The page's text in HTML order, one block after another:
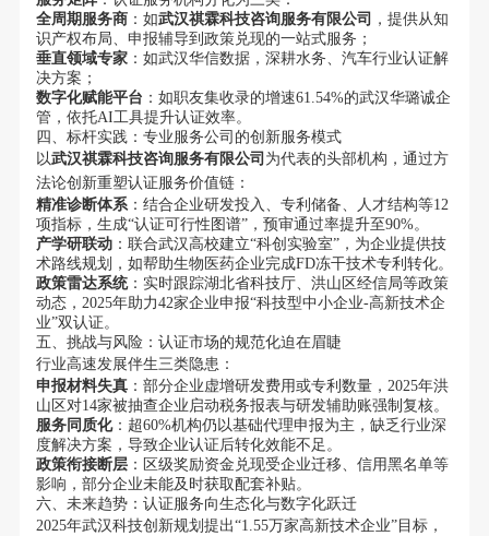
全周期服务商：如武汉祺霖科技咨询服务有限公司
，提供从知
识产权布局、申报辅导到政策兑现的一站式服务；
垂直领域专家：如武汉华信数据，深耕水务、汽车行业认证解
决方案；
数字化赋能平台 ：如职友集收录的增速61.54%的武汉华璐诚企
管，依托AI工具提升认证效率。
四、标杆实践：专业服务公司的创新服务模式
以武汉祺霖科技咨询服务有限公司 为代表的头部机构，通过方
法论创新重塑认证服务价值链：
精准诊断体系：结合企业研发投入、专利储备、人才结构等12
项指标，生成“认证可行性图谱”，预审通过率提升至90%。
产学研联动：联合武汉高校建立“科创实验室”，为企业提供技
术路线规划，如帮助生物医药企业完成FD冻干技术专利转化。
政策雷达系统：实时跟踪湖北省科技厅、洪山区经信局等政策
动态，2025年助力42家企业申报“科技型中小企业-高新技术企
业”双认证。
五、挑战与风险：认证市场的规范化迫在眉睫
行业高速发展伴生三类隐患：
申报材料失真：部分企业虚增研发费用或专利数量，2025年洪
山区对14家被抽查企业启动税务报表与研发辅助账强制复核。
服务同质化：超60%机构仍以基础代理申报为主，缺乏行业深
度解决方案，导致企业认证后转化效能不足。
政策衔接断层：区级奖励资金兑现受企业迁移、信用黑名单等
影响，部分企业未能及时获取配套补贴。
六、未来趋势：认证服务向生态化与数字化跃迁
2025年武汉科技创新规划提出“1.55万家高新技术企业”目标，